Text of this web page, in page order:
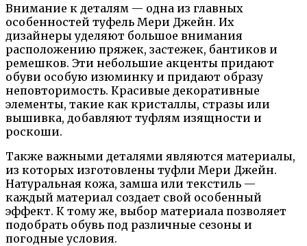
Внимание к деталям — одна из главных
особенностей туфель Мери Джейн. Их
дизайнеры уделяют большое внимания
расположению пряжек, застежек, бантиков и
ремешков. Эти небольшие акценты придают
обуви особую изюминку и придают образу
неповторимость. Красивые декоративные
элементы, такие как кристаллы, стразы или
вышивка, добавляют туфлям изящности и
роскоши.
Также важными деталями являются материалы,
из которых изготовлены туфли Мери Джейн.
Натуральная кожа, замша или текстиль —
каждый материал создает свой особенный
эффект. К тому же, выбор материала позволяет
подобрать обувь под различные сезоны и
погодные условия.